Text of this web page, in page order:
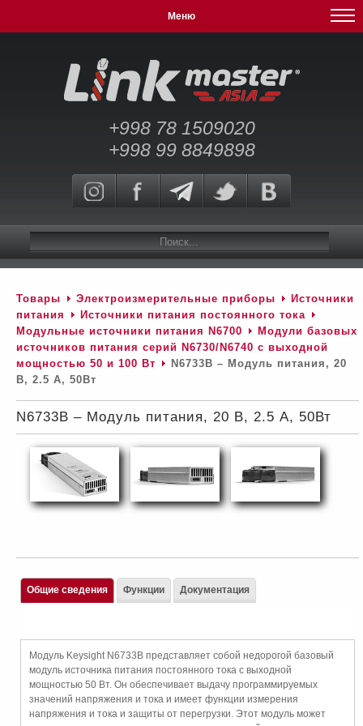
Меню
+998 78 1509020
+998 99 8849898
Товары Электроизмерительные приборы
Источники
питания
Источники питания постоянного тока
Модульные источники питания N6700
Модули базовых
источников питания серий N6730/N6740 c выходной
мощностью 50 и 100 Вт
N6733B – Модуль питания, 20
В, 2.5 А, 50Вт
N6733B – Модуль питания, 20 В, 2.5 А, 50Вт
Общие сведения
Модуль Keysight N6733B представляет собой недорогой базовый
модуль источника питания постоянного тока с выходной
мощностью 50 Вт. Он обеспечивает выдачу программируемых
значений напряжения и тока и имеет функции измерения
напряжения и тока и защиты от перегрузки. Этот модуль может
Функции Документация